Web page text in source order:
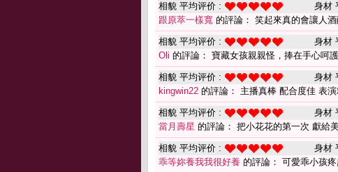
相貌 平均评价 : 身材
跟原萃一樣寬 的評論： 笑起來真的會讓人
相貌 平均评价 : 身材
Oli 的評論： 寶藏女孩親親怪，捧在手心呵
相貌 平均评价 : 身材
kingwin22 的評論： 主播真棒 配合度佳 表
相貌 平均评价 : 身材
當月壽星 的評論： 把小花花的第一次 獻給
相貌 平均评价 : 身材
乖等妳養我我很好養 的評論： 可愛乖小孩疼